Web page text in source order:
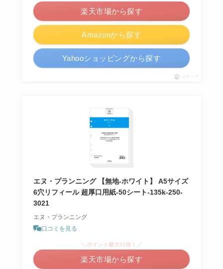
Amazonから探す
楽天市場から探す
Yahooショッピングから探す
ポチップ
エヌ・プランニング 【無地-ホワイト】 A5サイズ
6穴リフィール 超厚口用紙-50シート-135k-250-
3021
エヌ・プランニング
口コミを見る
＼ポイント最大11倍！／
楽天市場から探す